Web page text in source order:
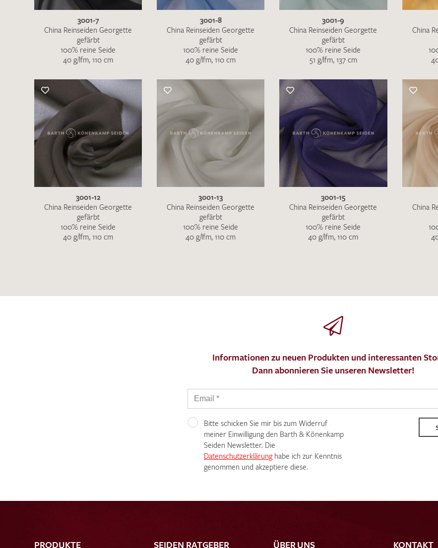
Ich bin damit einverstanden, dass meine angegebenen
3001-7
China Reinseiden Georgette
gefärbt
100% reine Seide
40 g/lfm, 110 cm
3001-8
China Reinseiden Georgette
gefärbt
100% reine Seide
40 g/lfm, 110 cm
3001-9
China Reinseiden Georgette
gefärbt
100% reine Seide
51 g/lfm, 137 cm
China
3001-12
China Reinseiden Georgette
gefärbt
100% reine Seide
40 g/lfm, 110 cm
3001-13
China Reinseiden Georgette
gefärbt
100% reine Seide
40 g/lfm, 110 cm
3001-15
China Reinseiden Georgette
gefärbt
100% reine Seide
40 g/lfm, 110 cm
China
Informationen zu neuen Produkten und interessanten
Dann abonnieren Sie unseren Newsletter!
Bitte schicken Sie mir bis zum Widerruf
meiner Einwilligung den Barth & Könenkamp
Seiden Newsletter. Die
Datenschutzerklärunghabe ich zur Kenntnis
genommen und akzeptiere diese.
PRODUKTE SEIDEN RATGEBER ÜBER UNS KONTAKT